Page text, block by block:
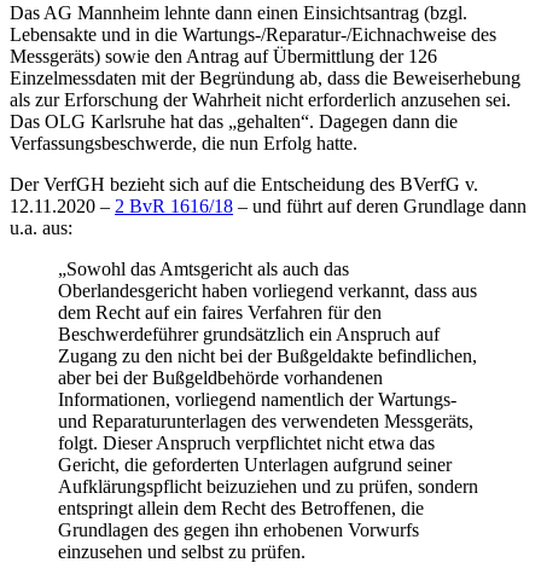
Das AG Mannheim lehnte dann einen Einsichtsantrag (bzgl.
Lebensakte und in die Wartungs-/Reparatur-/Eichnachweise des
Messgeräts) sowie den Antrag auf Übermittlung der 126
Einzelmessdaten mit der Begründung ab, dass die Beweiserhebung
als zur Erforschung der Wahrheit nicht erforderlich anzusehen sei.
Das OLG Karlsruhe hat das „gehalten“. Dagegen dann die
Verfassungsbeschwerde, die nun Erfolg hatte.
Der VerfGH bezieht sich auf die Entscheidung des BVerfG v.
12.11.2020 – 2 BvR 1616/18 – und führt auf deren Grundlage dann
u.a. aus:
„Sowohl das Amtsgericht als auch das
Oberlandesgericht haben vorliegend verkannt, dass aus
dem Recht auf ein faires Verfahren für den
Beschwerdeführer grundsätzlich ein Anspruch auf
Zugang zu den nicht bei der Bußgeldakte befindlichen,
aber bei der Bußgeldbehörde vorhandenen
Informationen, vorliegend namentlich der Wartungs-
und Reparaturunterlagen des verwendeten Messgeräts,
folgt. Dieser Anspruch verpflichtet nicht etwa das
Gericht, die geforderten Unterlagen aufgrund seiner
Aufklärungspflicht beizuziehen und zu prüfen, sondern
entspringt allein dem Recht des Betroffenen, die
Grundlagen des gegen ihn erhobenen Vorwurfs
einzusehen und selbst zu prüfen.